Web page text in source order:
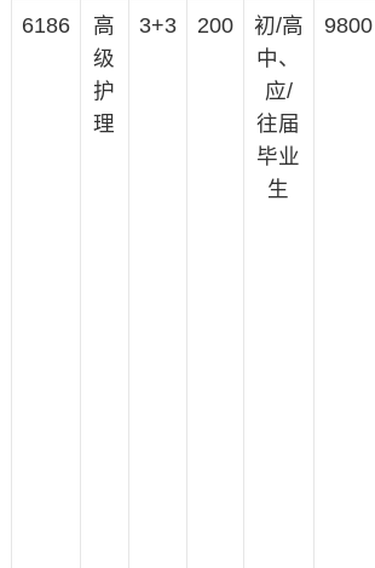
6186
高
级
护
理
3+3 200
初/高
中、
应/
往届
毕业
生
9800